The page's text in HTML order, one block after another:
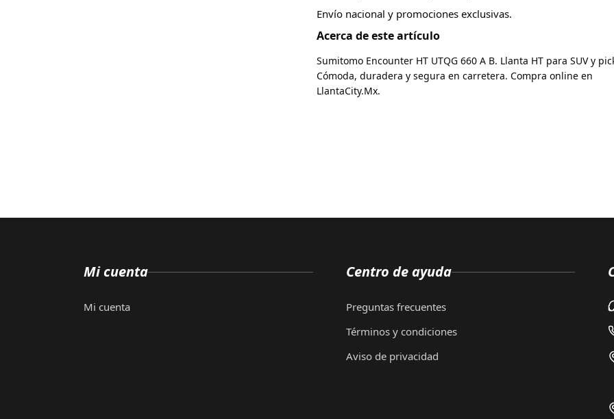
Envío nacional y promociones exclusivas.
Acerca de este artículo
Sumitomo Encounter HT UTQG 660 A B. Llanta HT para SUV y
Cómoda, duradera y segura en carretera. Compra online en
LlantaCity.Mx.
Mi cuenta
Mi cuenta
Centro de ayuda
Preguntas frecuentes
Términos y condiciones
Aviso de privacidad